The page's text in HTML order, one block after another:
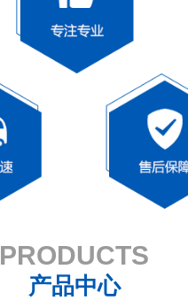
PRODUCTS
产品中心